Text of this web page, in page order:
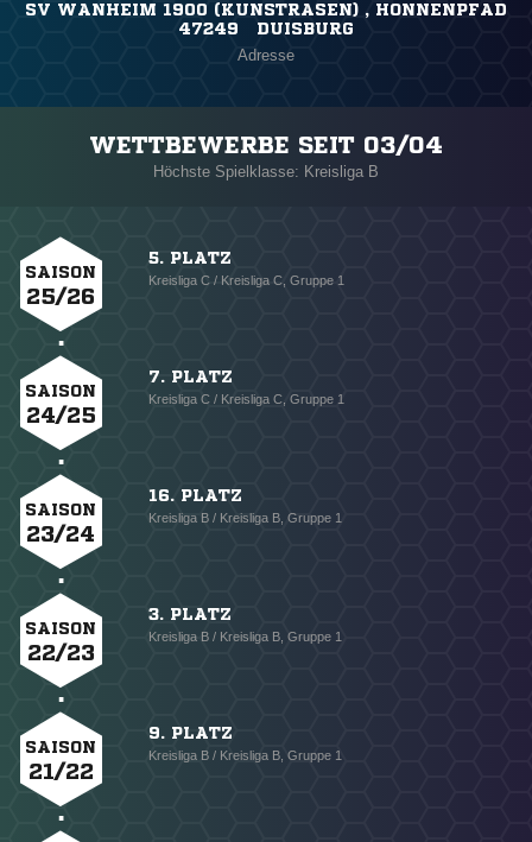
SV WANHEIM 1900 (KUNSTRASEN) , HONNENPFAD
47249 DUISBURG
Adresse
WETTBEWERBE SEIT 03/04
Höchste Spielklasse: Kreisliga B
SAISON
25/26
5. PLATZ
Kreisliga C / Kreisliga C, Gruppe 1
SAISON
24/25
7. PLATZ
Kreisliga C / Kreisliga C, Gruppe 1
SAISON
23/24
16. PLATZ
Kreisliga B / Kreisliga B, Gruppe 1
SAISON
22/23
3. PLATZ
Kreisliga B / Kreisliga B, Gruppe 1
SAISON
21/22
9. PLATZ
Kreisliga B / Kreisliga B, Gruppe 1